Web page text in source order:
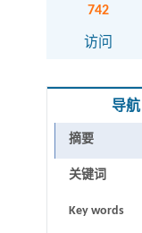
742
访问
导航
摘要
关键词
Key words